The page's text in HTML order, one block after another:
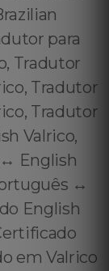
para
Tradutor
Tradutor
Tradutor
Valrico,
English
↔️
English
em Valrico